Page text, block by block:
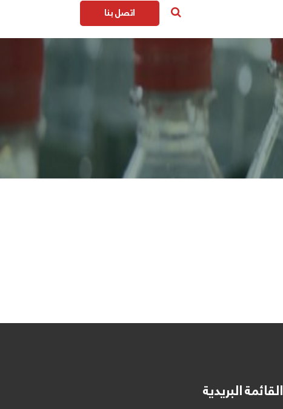
اتصل بنا
القائمة البريدية